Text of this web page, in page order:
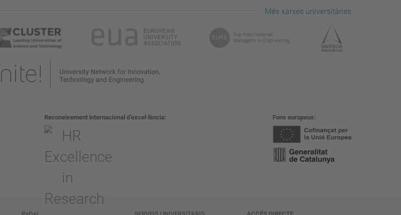
Més xarxes universitàries
Reconeixement internacional d’excel·lència Fons europeus